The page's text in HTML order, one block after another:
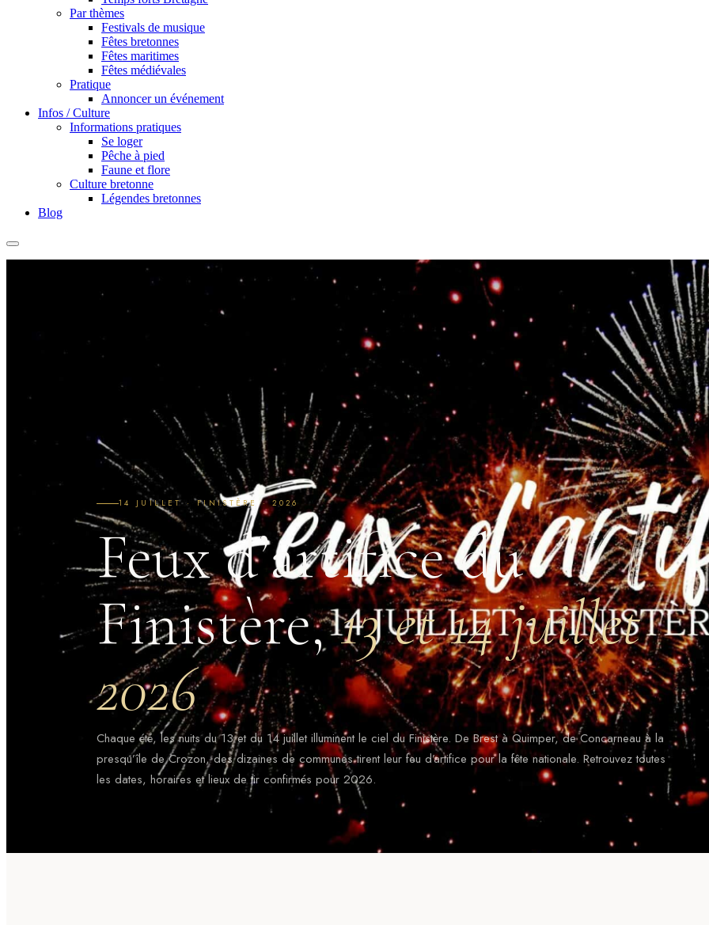
Par thèmes
Festivals de musique
Fêtes bretonnes
Fêtes maritimes
Fêtes médiévales
Pratique
Annoncer un événement
Infos / Culture
Informations pratiques
Se loger
Pêche à pied
Faune et flore
Culture bretonne
Légendes bretonnes
Blog
14 JUILLET · FINISTÈRE · 2026
Feux d’artifice du
Finistère,13 et 14 juillet
2026
Chaque été, les nuits du 13 et du 14 juillet illuminent le ciel du Finistère. De Brest à Quimper, de Concarneau à la
presqu’île de Crozon, des dizaines de communes tirent leur feu d’artifice pour la fête nationale. Retrouvez toutes
les dates, horaires et lieux de tir confirmés pour 2026.